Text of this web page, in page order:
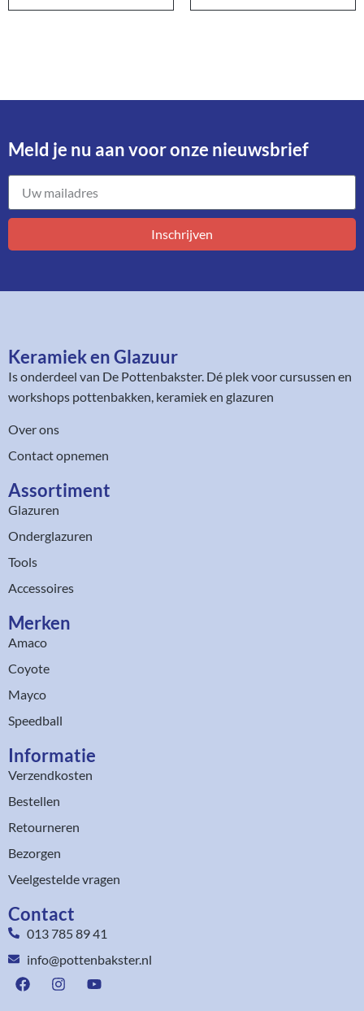
Meld je nu aan voor onze nieuwsbrief​
Inschrijven
Keramiek en Glazuur​
Is onderdeel van De Pottenbakster. Dé plek voor cursussen en
workshops pottenbakken, keramiek en glazuren
Over ons
Contact opnemen
Assortiment​
Glazuren
Onderglazuren
Tools
Accessoires
Merken
Amaco
Coyote
Mayco
Speedball
Informatie
Verzendkosten
Bestellen
Retourneren
Bezorgen
Veelgestelde vragen
Contact
013 785 89 41
info@pottenbakster.nl